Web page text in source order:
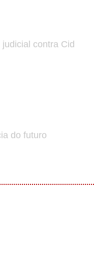
contra Cid
do futuro